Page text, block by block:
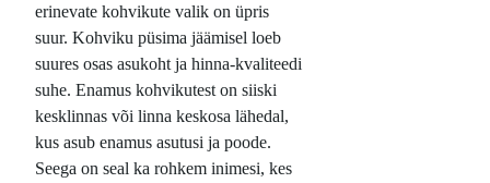
erinevate kohvikute valik on üpris
suur. Kohviku püsima jäämisel loeb
suures osas asukoht ja hinna-kvaliteedi
suhe. Enamus kohvikutest on siiski
kesklinnas või linna keskosa lähedal,
kus asub enamus asutusi ja poode.
Seega on seal ka rohkem inimesi, kes